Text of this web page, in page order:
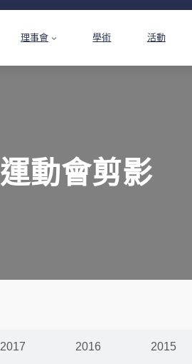
理事會 學術 活動
運動會剪影
2017 2016 2015